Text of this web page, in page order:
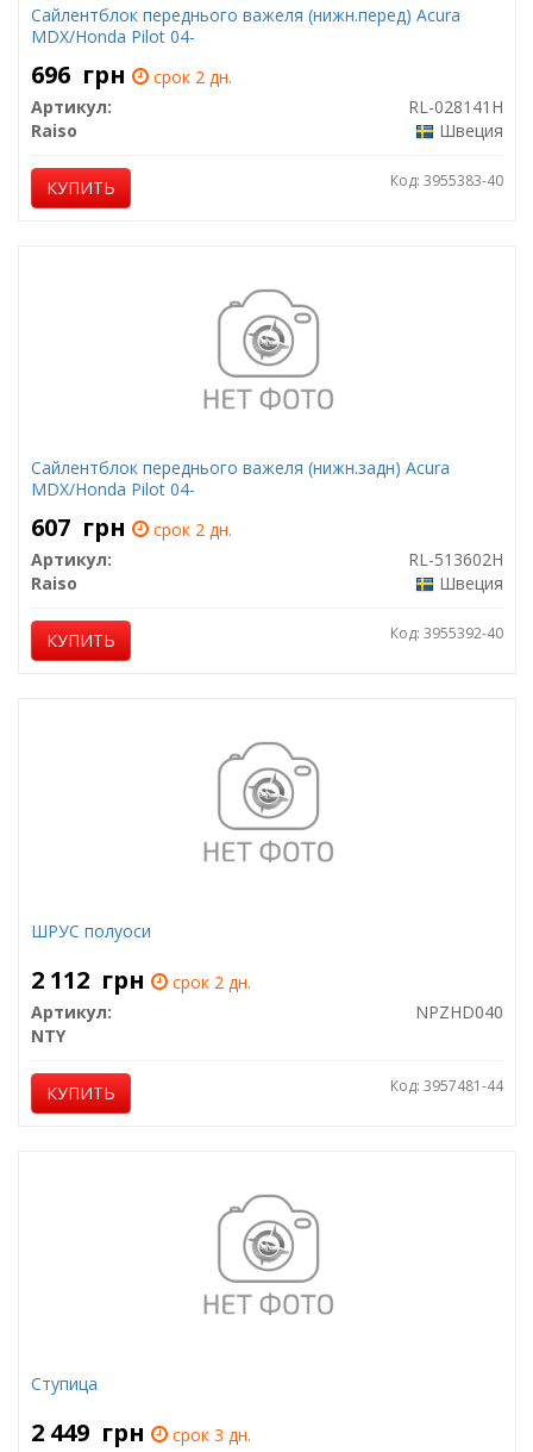
Сайлентблок переднього важеля (нижн.перед) Acura
MDX/Honda Pilot 04-
696 грн
срок 2 дн.
Артикул:
RL-028141H
Raiso
Швеция
КУПИТЬ Код: 3955383-40
Сайлентблок переднього важеля (нижн.задн) Acura
MDX/Honda Pilot 04-
607 грн
срок 2 дн.
Артикул:
RL-513602H
Raiso
Швеция
КУПИТЬ Код: 3955392-40
ШРУС полуоси
2 112 грн
срок 2 дн.
Артикул:
NPZHD040
NTY
КУПИТЬ Код: 3957481-44
Ступица
2 449 грн
срок 3 дн.